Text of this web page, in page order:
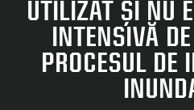
UTILIZAT ȘI NU
INTENSIVĂ
PROCESUL DE